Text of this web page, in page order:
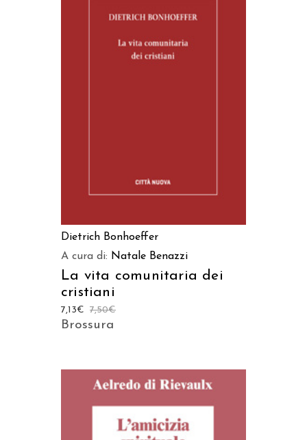
Dietrich Bonhoeffer
A cura di: Natale Benazzi
La vita comunitaria dei
cristiani
7,50€
7,13€
Brossura